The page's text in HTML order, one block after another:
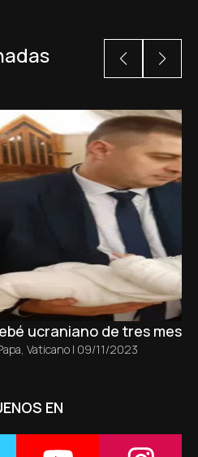
ucraniano de tres
, Vaticano | 09/11/2023
EN